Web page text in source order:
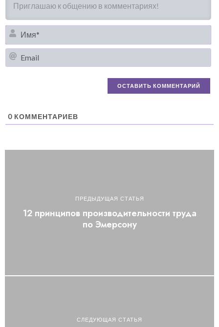
0 КОММЕНТАРИЕВ
ПРЕДЫДУЩАЯ СТАТЬЯ
12 принципов производительности труда
по Эмерсону
СЛЕДУЮЩАЯ СТАТЬЯ